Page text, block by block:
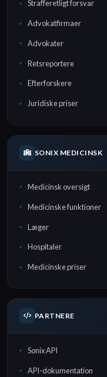
Strafferetligt forsvar
Advokatfirmaer
Advokater
Retsreportere
Efterforskere
Juridiske priser
SONIX MEDICINSK
Medicinsk oversigt
Medicinske funktioner
Læger
Hospitaler
Medicinske priser
PARTNERE
Sonix API
API-dokumentation